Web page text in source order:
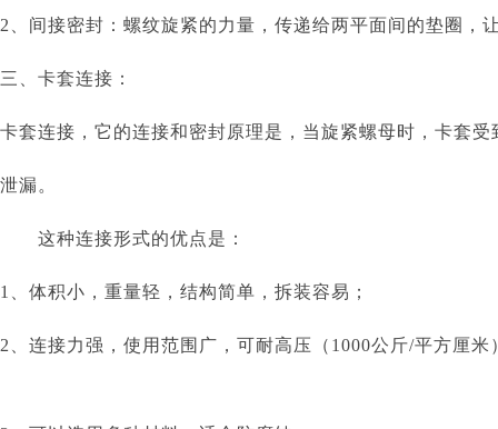
2、间接密封：螺纹旋紧的力量，传递给两平面间的垫圈，
三、卡套连接：
卡套连接，它的连接和密封原理是，当旋紧螺母时，卡套
泄漏。
这种连接形式的优点是：
1、体积小，重量轻，结构简单，拆装容易；
2、连接力强，使用范围广，可耐高压（1000公斤/平方厘